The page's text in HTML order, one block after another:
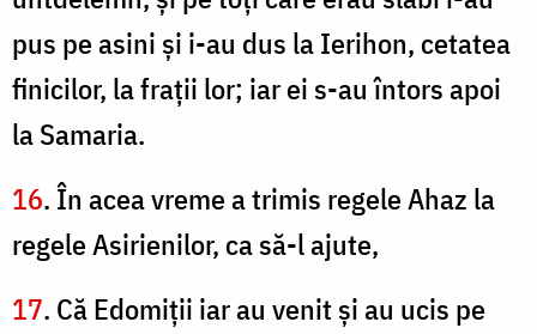
pus pe asini şi i-au dus la Ierihon, cetatea
finicilor, la fraţii lor; iar ei s-au întors apoi
la Samaria.
16. În acea vreme a trimis regele Ahaz la
regele Asirienilor, ca să-l ajute,
17. Că Edomiţii iar au venit şi au ucis pe